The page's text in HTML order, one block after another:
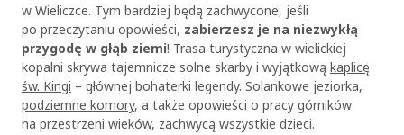
w Wieliczce. Tym bardziej będą zachwycone, jeśli
po przeczytaniu opowieści, zabierzesz je na niezwykłą
przygodę w głąb ziemi! Trasa turystyczna w wielickiej
kopalni skrywa tajemnicze solne skarby i wyjątkową kaplicę
św. Kingi – głównej bohaterki legendy. Solankowe jeziorka,
podziemne komory, a także opowieści o pracy górników
na przestrzeni wieków, zachwycą wszystkie dzieci.